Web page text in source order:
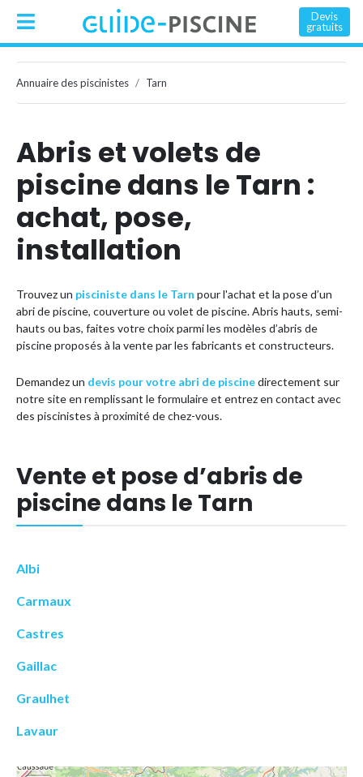
Devis
gratuits
Annuaire des piscinistes Tarn
Abris et volets de
piscine dans le Tarn :
achat, pose,
installation
Trouvez un pisciniste dans le Tarn pour l'achat et la pose d’un
abri de piscine, couverture ou volet de piscine. Abris hauts, semi-
hauts ou bas, faites votre choix parmi les modèles d’abris de
piscine proposés à la vente par les fabricants et constructeurs.
Demandez un devis pour votre abri de piscinedirectement sur
notre site en remplissant le formulaire et entrez en contact avec
des piscinistes à proximité de chez-vous.
Vente et pose d’abris de
piscine dans le Tarn
Albi
Carmaux
Castres
Gaillac
Graulhet
Lavaur